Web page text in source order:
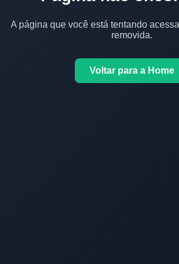
A página que você está tentando
removida.
Voltar para a Home